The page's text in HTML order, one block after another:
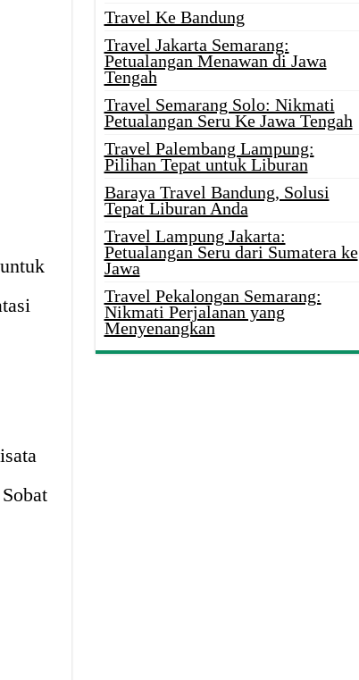
Travel Ke Bandung
Travel Jakarta Semarang:
Petualangan Menawan di Jawa
Tengah
Travel Semarang Solo: Nikmati
Petualangan Seru Ke Jawa Tengah
Travel Palembang Lampung:
Pilihan Tepat untuk Liburan
Baraya Travel Bandung, Solusi
Tepat Liburan Anda
Travel Lampung Jakarta:
Petualangan Seru dari Sumatera ke
Jawa
Travel Pekalongan Semarang:
Nikmati Perjalanan yang
Menyenangkan